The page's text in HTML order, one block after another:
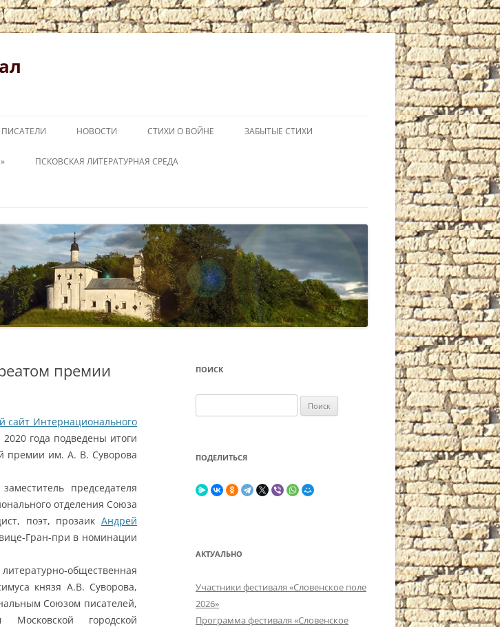
ПИСАТЕЛИ НОВОСТИ СТИХИ О ВОЙНЕ ЗАБЫТЫЕ СТИХИ
ПСКОВСКАЯ ЛИТЕРАТУРНАЯ СРЕДА
премии
сайт Интернационального
года подведены итоги
премии им. А. В. Суворова
председателя
отделения Союза
поэт, прозаик Андрей
Гран-при в номинации
литературно-общественная
князя А.В. Суворова,
Союзом писателей,
городской
ПОИСК
ПОДЕЛИТЬСЯ
АКТУАЛЬНО
Участники фестиваля «Словенское поле
2026»
Программа фестиваля «Словенское